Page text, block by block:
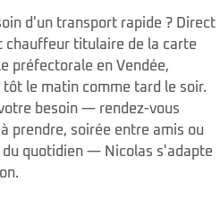
d'un transport rapide ? Direct
chauffeur titulaire de la carte
préfectorale en Vendée,
tôt le matin comme tard le soir.
besoin — rendez-vous
prendre, soirée entre amis ou
du quotidien — Nicolas s'adapte